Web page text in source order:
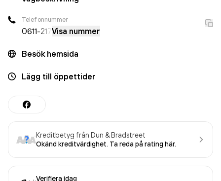
Telefonnummer
0611-217Visa nummer
Besök hemsida
Lägg till öppettider
Kreditbetyg från Dun & Bradstreet
Okänd kreditvärdighet. Ta reda på rating här.
Verifiera idag